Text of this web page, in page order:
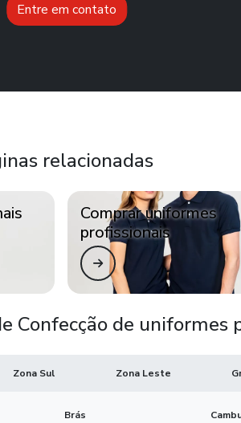
Entre em contato
relacionadas
Comprar uniformes
profissionais
Confecção de uniformes
Zona Sul Zona Leste
Brás